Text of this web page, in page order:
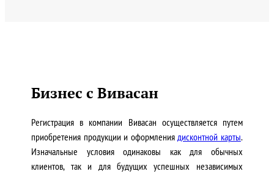
Бизнес с Вивасан
Регистрация в компании Вивасан осуществляется путем
приобретения продукции и оформлениядисконтной карты.
Изначальные условия одинаковы как для обычных
клиентов, так и для будущих успешных независимых